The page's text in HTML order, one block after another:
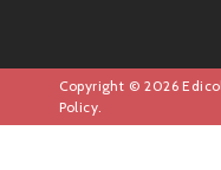
Copyright © 2026
Policy.